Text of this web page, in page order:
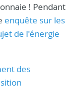
! Pendant
enquête sur les
de l'énergie
des